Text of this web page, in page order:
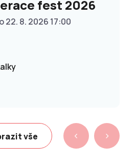
fest 2026
22. 8. 2026 17:00
vše